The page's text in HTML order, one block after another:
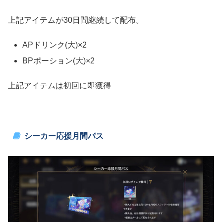
上記アイテムが30日間継続して配布。
APドリンク(大)×2
BPポーション(大)×2
上記アイテムは初回に即獲得
シーカー応援月間パス